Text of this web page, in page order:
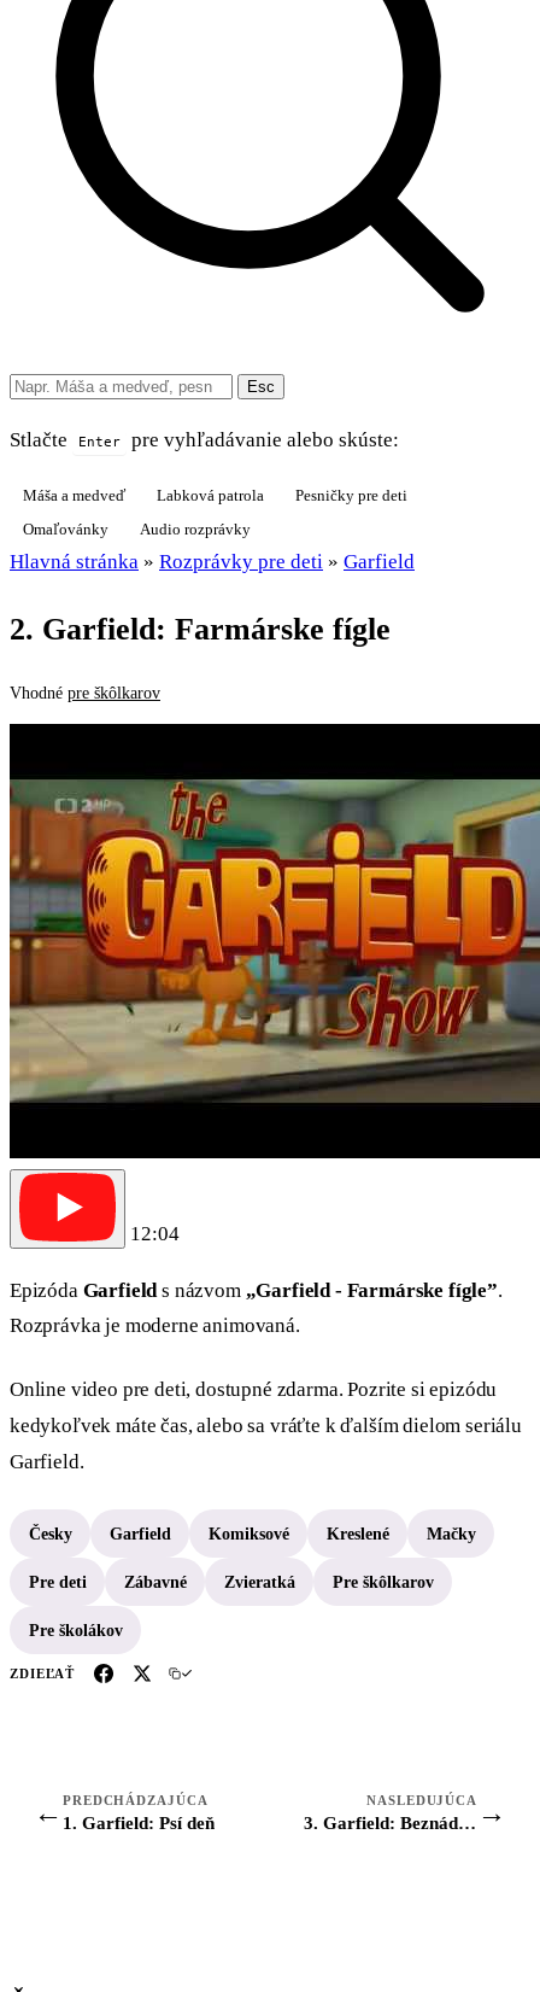
Esc
Stlačte Enter pre vyhľadávanie alebo skúste:
Máša a medveď Labková patrola
Pesničky pre deti
Omaľovánky
Audio rozprávky
Hlavná stránka » Rozprávky pre deti » Garfield
2. Garfield: Farmárske fígle
Vhodné pre škôlkarov
12:04
Epizóda Garfields názvom „Garfield - Farmárske fígle”.
Rozprávka je moderne animovaná.
Online video pre deti, dostupné zdarma. Pozrite si epizódu
kedykoľvek máte čas, alebo sa vráťte k ďalším dielom seriálu
Garfield.
Česky Garfield Komiksové Kreslené Mačky
Pre deti Zábavné Zvieratká Pre škôlkarov
Pre školákov
ZDIEĽAŤ
← PREDCHÁDZAJÚCA
1. Garfield: Psí deň
NASLEDUJÚCA
3. Garfield: Beznádejne stratený pook →